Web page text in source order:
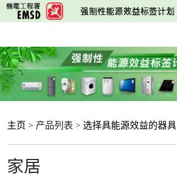
跳
至
要
内
容
主页 > 产品列表 > 选择具能源效益的器具
家居